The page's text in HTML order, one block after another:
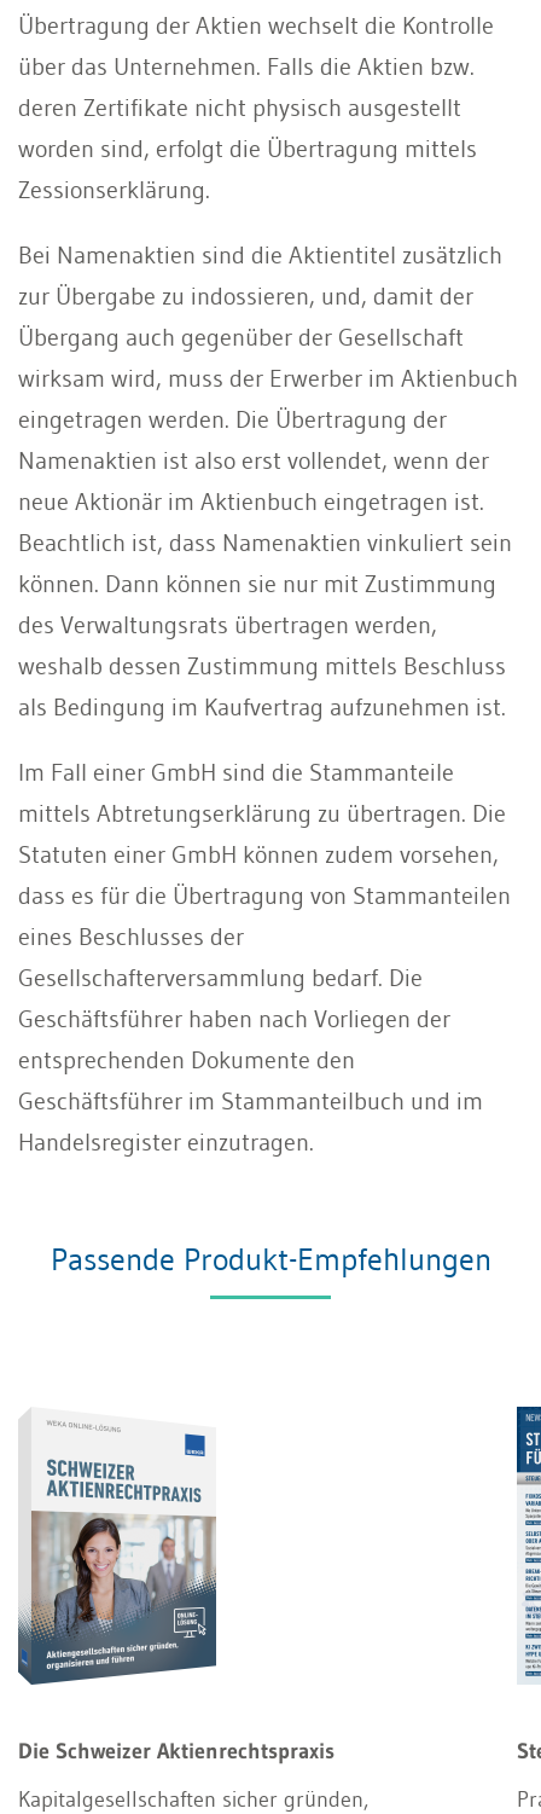
Übertragung der Aktien wechselt die Kontrolle
über das Unternehmen. Falls die Aktien bzw.
deren Zertifikate nicht physisch ausgestellt
worden sind, erfolgt die Übertragung mittels
Zessionserklärung.
Bei Namenaktien sind die Aktientitel zusätzlich
zur Übergabe zu indossieren, und, damit der
Übergang auch gegenüber der Gesellschaft
wirksam wird, muss der Erwerber im Aktienbuch
eingetragen werden. Die Übertragung der
Namenaktien ist also erst vollendet, wenn der
neue Aktionär im Aktienbuch eingetragen ist.
Beachtlich ist, dass Namenaktien vinkuliert sein
können. Dann können sie nur mit Zustimmung
des Verwaltungsrats übertragen werden,
weshalb dessen Zustimmung mittels Beschluss
als Bedingung im Kaufvertrag aufzunehmen ist.
Im Fall einer GmbH sind die Stammanteile
mittels Abtretungserklärung zu übertragen. Die
Statuten einer GmbH können zudem vorsehen,
dass es für die Übertragung von Stammanteilen
eines Beschlusses der
Gesellschafterversammlung bedarf. Die
Geschäftsführer haben nach Vorliegen der
entsprechenden Dokumente den
Geschäftsführer im Stammanteilbuch und im
Handelsregister einzutragen.
Passende Produkt-Empfehlungen
Die Schweizer Aktienrechtspraxis
Kapitalgesellschaften sicher gründen,